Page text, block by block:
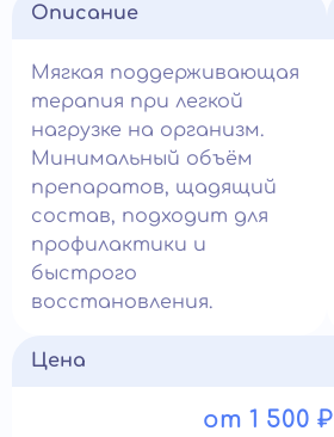
Описание
Мягкая поддерживающая
терапия при легкой
нагрузке на организм.
Минимальный объём
препаратов, щадящий
состав, подходит для
профилактики и
быстрого
восстановления.
Цена
от 1 500 ₽